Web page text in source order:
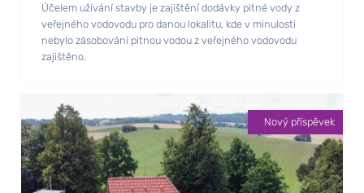
Účelem užívání stavby je zajištění dodávky pitné vody z
veřejného vodovodu pro danou lokalitu, kde v minulosti
nebylo zásobování pitnou vodou z veřejného vodovodu
zajištěno.
Nový příspěvek